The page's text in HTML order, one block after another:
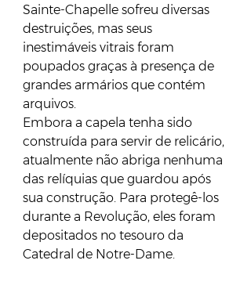
Sainte-Chapelle sofreu diversas
destruições, mas seus
inestimáveis vitrais foram
poupados graças à presença de
grandes armários que contém
arquivos.
Embora a capela tenha sido
construída para servir de relicário,
atualmente não abriga nenhuma
das relíquias que guardou após
sua construção. Para protegê-los
durante a Revolução, eles foram
depositados no tesouro da
Catedral de Notre-Dame.